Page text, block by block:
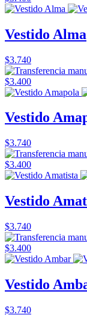
Vestido Alma
$3.740
$3.400
Vestido
$3.740
$3.400
Vestido
$3.740
$3.400
Vestido
$3.740